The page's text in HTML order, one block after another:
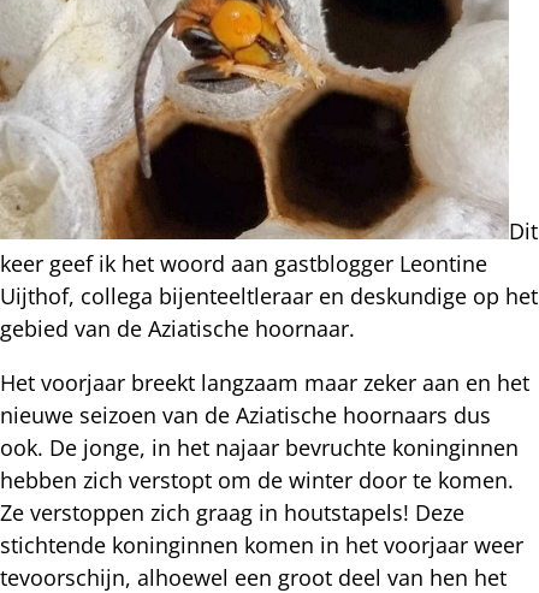
Dit
keer geef ik het woord aan gastblogger Leontine
Uijthof, collega bijenteeltleraar en deskundige op het
gebied van de Aziatische hoornaar.
Het voorjaar breekt langzaam maar zeker aan en het
nieuwe seizoen van de Aziatische hoornaars dus
ook. De jonge, in het najaar bevruchte koninginnen
hebben zich verstopt om de winter door te komen.
Ze verstoppen zich graag in houtstapels! Deze
stichtende koninginnen komen in het voorjaar weer
tevoorschijn, alhoewel een groot deel van hen het